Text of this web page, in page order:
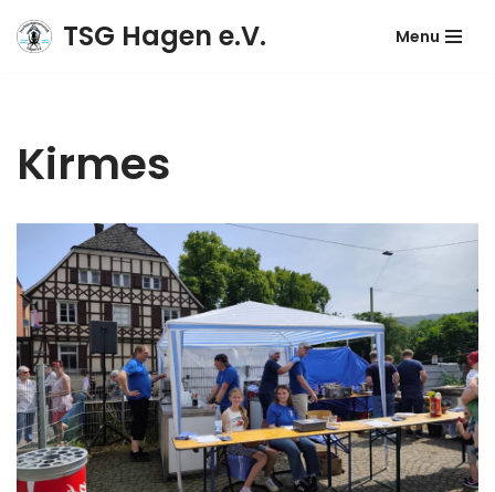
Zum
TSG Hagen e.V. Menu
Kirmes